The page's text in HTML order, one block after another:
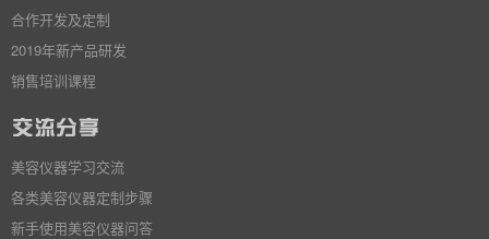
合作开发及定制
2019年新产品研发
销售培训课程
美容仪器学习交流
各类美容仪器定制步骤
新手使用美容仪器问答